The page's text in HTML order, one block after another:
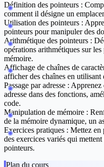
Définition des pointeurs :
comment il désigne un
Utilisation des pointeurs :
pointeurs pour manipuler des
Arithmétique des pointeurs :
opérations arithmétiques sur
mémoire.
Affichage de chaînes de
afficher des chaînes en utilisant
Passage par adresse : Apprenez
adresse dans des fonctions,
code.
Manipulation de mémoire :
de la mémoire dynamique, un
Exercices pratiques : Mettez en
des exercices variés qui
pointeurs.
Plan du cours